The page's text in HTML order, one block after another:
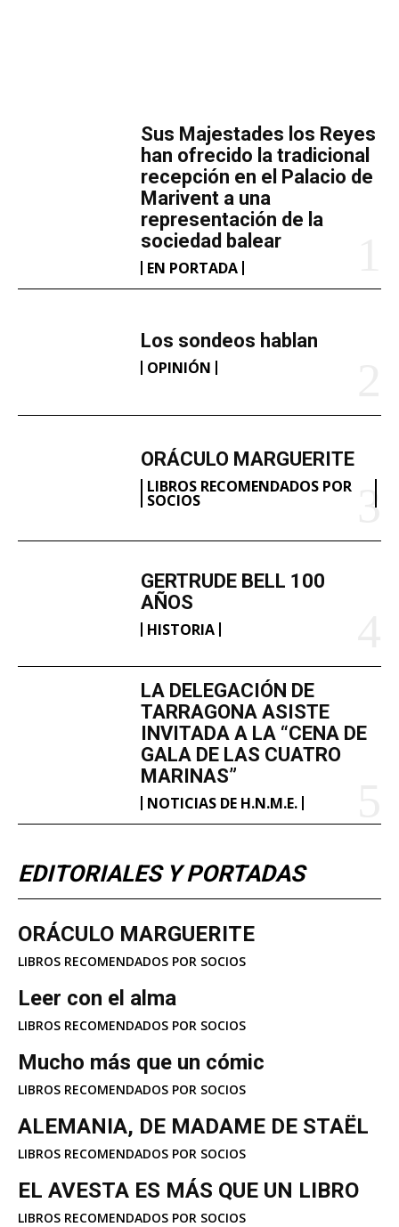
​Sus Majestades los Reyes
han ofrecido la tradicional
recepción en el Palacio de
Marivent​ a una
representación de la
sociedad balear
EN PORTADA
Los sondeos hablan
OPINIÓN
ORÁCULO MARGUERITE
LIBROS RECOMENDADOS POR
SOCIOS
GERTRUDE BELL 100
AÑOS
HISTORIA
LA DELEGACIÓN DE
TARRAGONA ASISTE
INVITADA A LA “CENA DE
GALA DE LAS CUATRO
MARINAS”
NOTICIAS DE H.N.M.E.
EDITORIALES Y PORTADAS
ORÁCULO MARGUERITE
LIBROS RECOMENDADOS POR SOCIOS
Leer con el alma
LIBROS RECOMENDADOS POR SOCIOS
Mucho más que un cómic
LIBROS RECOMENDADOS POR SOCIOS
ALEMANIA, DE MADAME DE STAËL
LIBROS RECOMENDADOS POR SOCIOS
EL AVESTA ES MÁS QUE UN LIBRO
LIBROS RECOMENDADOS POR SOCIOS